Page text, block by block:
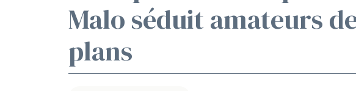
Malo séduit amateurs
plans